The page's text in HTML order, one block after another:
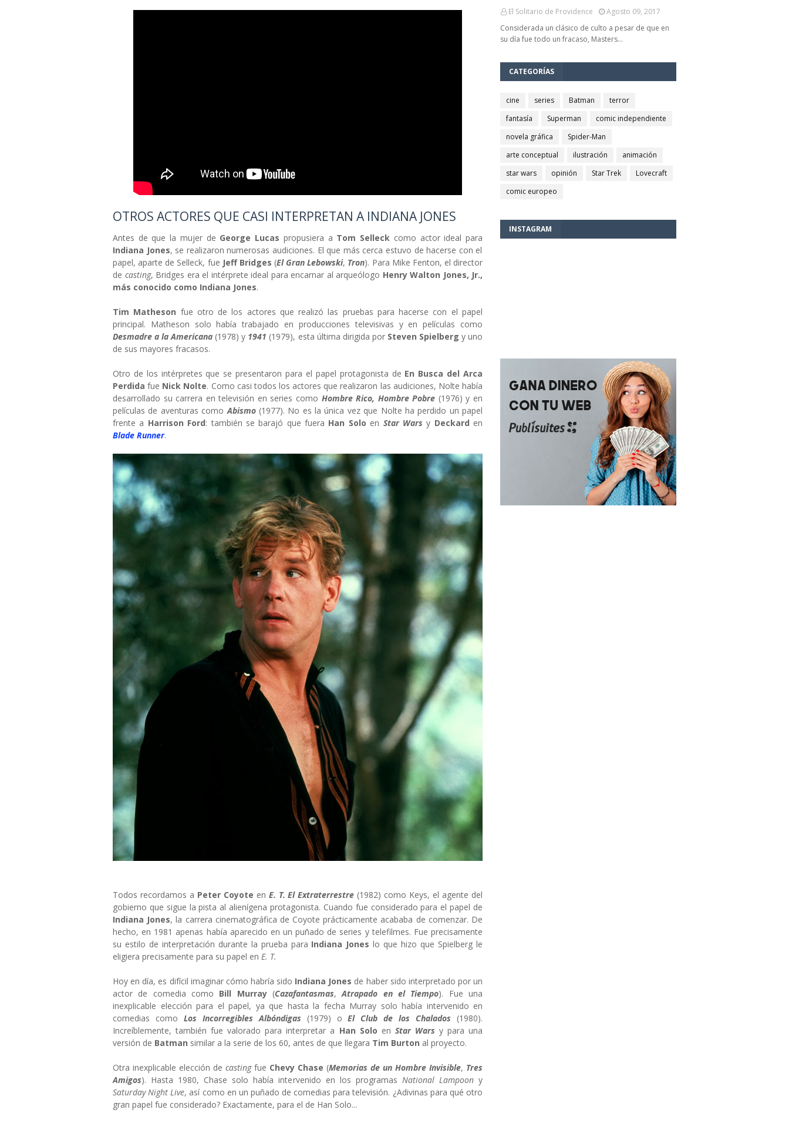
OTROS ACTORES QUE CASI INTERPRETAN A INDIANA JONES
Antes de que la mujer de George Lucas propusiera a Tom Selleck como actor ideal para
Indiana Jones, se realizaron numerosas audiciones. El que más cerca estuvo de hacerse con el
papel, aparte de Selleck, fue Jeff Bridges (El Gran Lebowski, Tron). Para Mike Fenton, el director
de casting, Bridges era el intérprete ideal para encarnar al arqueólogo Henry Walton Jones, Jr.,
más conocido como Indiana Jones.
Tim Matheson fue otro de los actores que realizó las pruebas para hacerse con el papel
principal. Matheson solo había trabajado en producciones televisivas y en películas como
Desmadre a la Americana (1978) y 1941 (1979), esta última dirigida por Steven Spielberg y uno
de sus mayores fracasos.
Otro de los intérpretes que se presentaron para el papel protagonista de En Busca del Arca
Perdida fue Nick Nolte. Como casi todos los actores que realizaron las audiciones, Nolte había
desarrollado su carrera en televisión en series como Hombre Rico, Hombre Pobre (1976) y en
películas de aventuras como Abismo (1977). No es la única vez que Nolte ha perdido un papel
frente a Harrison Ford: también se barajó que fuera Han Solo en Star Wars y Deckard en
Blade Runner.
Todos recordamos a Peter Coyote en E. T. El Extraterrestre (1982) como Keys, el agente del
gobierno que sigue la pista al alienígena protagonista. Cuando fue considerado para el papel de
Indiana Jones, la carrera cinematográfica de Coyote prácticamente acababa de comenzar. De
hecho, en 1981 apenas había aparecido en un puñado de series y telefilmes. Fue precisamente
su estilo de interpretación durante la prueba para Indiana Joneslo que hizo que Spielberg le
eligiera precisamente para su papel en E. T.
Hoy en día, es difícil imaginar cómo habría sido Indiana Jones de haber sido interpretado por un
actor de comedia como Bill Murray(Cazafantasmas,Atrapado en el Tiempo). Fue una
inexplicable elección para el papel, ya que hasta la fecha Murray solo había intervenido en
comedias como Los Incorregibles Albóndigas (1979) oEl Club de los Chalados (1980).
Increíblemente, también fue valorado para interpretar a Han Solo en Star Wars y para una
versión de Batman similar a la serie de los 60, antes de que llegara Tim Burton al proyecto.
Otra inexplicable elección de castingfue Chevy Chase (Memorias de un Hombre Invisible, Tres
Amigos). Hasta 1980, Chase solo había intervenido en los programas National Lampoony
Saturday Night Live, así como en un puñado de comedias para televisión. ¿Adivinas para qué otro
gran papel fue considerado? Exactamente, para el de Han Solo...
El Solitario de Providence
Agosto 09, 2017
Considerada un clásico de culto a pesar de que en
su día fue todo un fracaso, Masters…
CATEGORÍAS
cine series Batman
terror
fantasía
Superman
comic independiente
novela gráfica
Spider-Man
arte conceptual
ilustración
animación
star wars
opinión Star Trek
Lovecraft
comic europeo
INSTAGRAM